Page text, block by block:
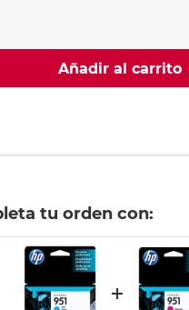
Añadir al carrito
tu orden con: